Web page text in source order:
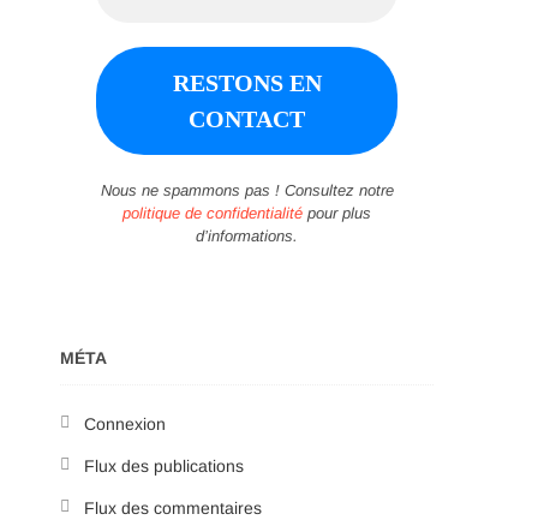
Nous ne spammons pas ! Consultez notre
politique de confidentialité pour plus
d’informations.
MÉTA
Connexion
Flux des publications
Flux des commentaires